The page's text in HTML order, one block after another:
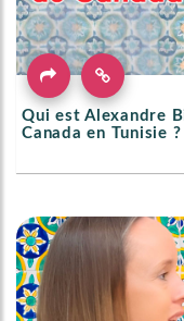
Qui est Alexandre
Canada en Tunisie ?